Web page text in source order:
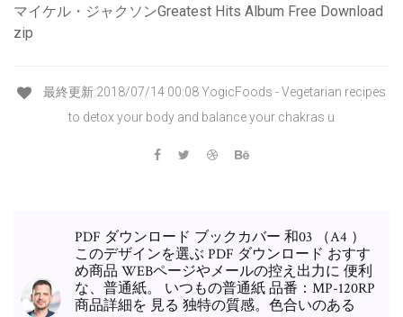
マイケル・ジャクソンGreatest Hits Album Free Download
zip
最終更新:2018/07/14 00:08 YogicFoods - Vegetarian recipes
to detox your body and balance your chakras u
PDF ダウンロード ブックカバー 和03 （A4 ）
このデザインを選ぶ PDF ダウンロード おすす
め商品 WEBページやメールの控え出力に 便利
な、普通紙。 いつもの普通紙 品番：MP-120RP
商品詳細を 見る 独特の質感。色合いのある